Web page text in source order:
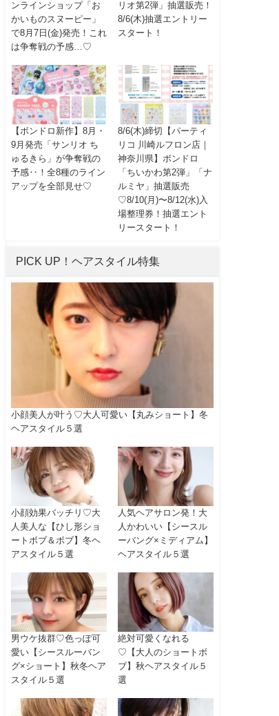
ンラインショップ「お
かいものスヌーピー」
で8月7日(金)発売！これ
は争奪戦の予感…♡
リオ第2弾」抽選販売！
8/6(木)抽選エントリー
スタート！
【ボンドロ新作】8月・
9月発売「サンリオ ち
ゅるきら」が争奪戦の
予感‥！全8種のライン
アップを全部見せ♡
8/6(木)締切【パーティ
リコ 川崎ルフロン店｜
神奈川県】ボンドロ
「ちいかわ第2弾」「ナ
ルミヤ」抽選販売
♡8/10(月)〜8/12(水)入
場整理券！抽選エント
リースタート！
PICK UP！ヘアスタイル特集
小顔美人が叶う♡大人可愛い【丸みショート】冬
ヘアスタイル５選
小顔効果バッチリ♡大
人美人な【ひし形ショ
ートボブ＆ボブ】冬ヘ
アスタイル５選
人気ヘアサロン発！大
人かわいい【シースル
ーバング×ミディアム】
ヘアスタイル５選
男ウケ抜群♡色っぽ可
愛い【シースルーバン
グ×ショート】秋冬ヘア
スタイル５選
絶対可愛くなれる
♡【大人のショートボ
ブ】秋ヘアスタイル５
選